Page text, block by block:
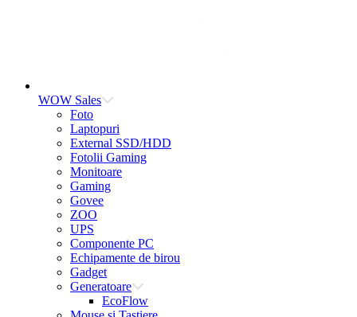
WOW Sales
Foto
Laptopuri
External SSD/HDD
Fotolii Gaming
Monitoare
Gaming
Govee
ZOO
UPS
Componente PC
Echipamente de birou
Gadget
Generatoare
EcoFlow